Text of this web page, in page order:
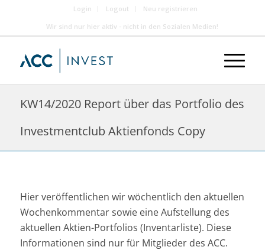
Login Logout
Neu registrieren
Wir sind nur hier aktiv - nicht in den Sozialen Medien!
KW14/2020 Report über das Portfolio des
Investmentclub Aktienfonds Copy
Hier veröffentlichen wir wöchentlich den aktuellen
Wochenkommentar sowie eine Aufstellung des
aktuellen Aktien-Portfolios (Inventarliste). Diese
Informationen sind nur für Mitglieder des ACC.